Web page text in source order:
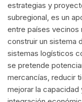
estrategias y
subregional, es un
entre países vecinos
construir un sistema
sistemas logísticos
se pretende
mercancías, reducir
mejorar la